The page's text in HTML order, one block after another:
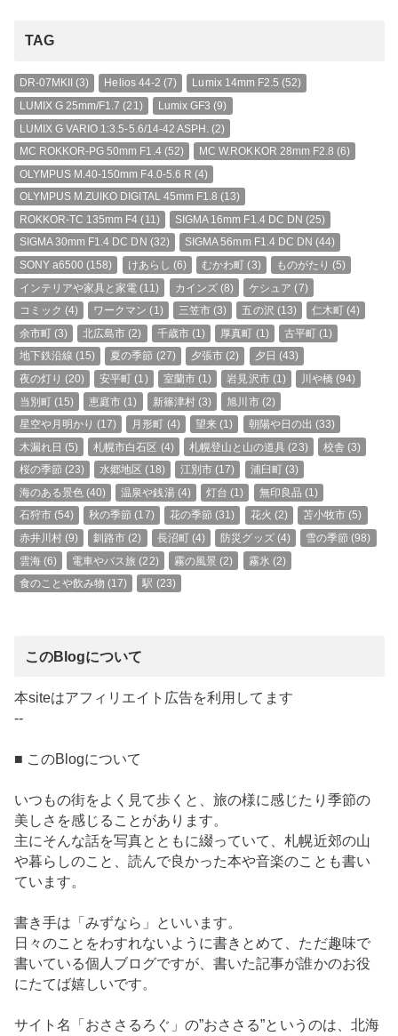
TAG
DR-07MKII (3) Helios 44-2 (7) Lumix 14mm F2.5 (52)
LUMIX G 25mm/F1.7 (21) Lumix GF3 (9)
LUMIX G VARIO 1:3.5-5.6/14-42 ASPH. (2)
MC ROKKOR-PG 50mm F1.4(52) MC W.ROKKOR 28mm F2.8 (6)
OLYMPUS M.40-150mm F4.0-5.6 R (4)
OLYMPUS M.ZUIKO DIGITAL 45mm F1.8 (13)
ROKKOR-TC 135mm F4 (11) SIGMA 16mm F1.4 DC DN (25)
SIGMA 30mm F1.4 DC DN (32) SIGMA 56mm F1.4 DC DN (44)
SONY a6500 (158) けあらし (6) むかわ町 (3) ものがたり (5)
インテリアや家具と家電 (11) カインズ(8) ケシュア (7)
コミック (4) ワークマン (1) 三笠市 (3) 五の沢 (13) 仁木町 (4)
余市町(3) 北広島市 (2) 千歳市(1) 厚真町 (1) 古平町 (1)
地下鉄沿線 (15) 夏の季節 (27) 夕張市 (2) 夕日 (43)
夜の灯り (20) 安平町 (1) 室蘭市(1) 岩見沢市(1) 川や橋 (94)
当別町(15) 恵庭市 (1) 新篠津村(3) 旭川市(2)
星空や月明かり (17) 月形町 (4) 望来 (1) 朝陽や日の出 (33)
木漏れ日 (5) 札幌市白石区 (4) 札幌登山と山の道具 (23) 校舎 (3)
桜の季節 (23) 水郷地区 (18) 江別市 (17) 浦臼町(3)
海のある景色(40) 温泉や銭湯(4) 灯台 (1) 無印良品 (1)
石狩市(54) 秋の季節 (17) 花の季節 (31) 花火 (2) 苫小牧市 (5)
赤井川村(9) 釧路市 (2) 長沼町(4) 防災グッズ(4) 雪の季節 (98)
雲海(6) 電車やバス旅 (22) 霧の風景 (2) 霧氷 (2)
食のことや飲み物 (17) 駅 (23)
このBlogについて
本siteはアフィリエイト広告を利用してます
--
■ このBlogについて
いつもの街をよく見て歩くと、旅の様に感じたり季節の
美しさを感じることがあります。
主にそんな話を写真とともに綴っていて、札幌近郊の山
や暮らしのこと、読んで良かった本や音楽のことも書い
ています。
書き手は「みずなら」といいます。
日々のことをわすれないように書きとめて、ただ趣味で
書いている個人ブログですが、書いた記事が誰かのお役
にたてば嬉しいです。
サイト名「おささるろぐ」の”おささる”というのは、北海